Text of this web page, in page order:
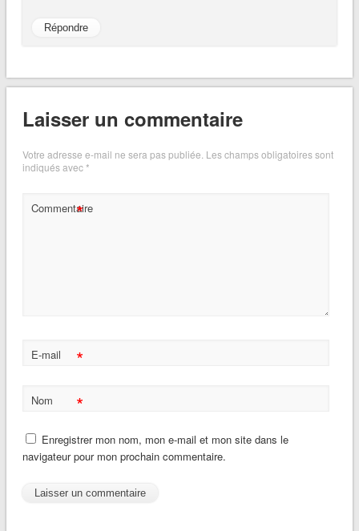
Répondre
Laisser un commentaire
Votre adresse e-mail ne sera pas publiée. Les champs obligatoires sont
indiqués avec*
Commentaire
*
E-mail *
Nom *
Enregistrer mon nom, mon e-mail et mon site dans le
navigateur pour mon prochain commentaire.